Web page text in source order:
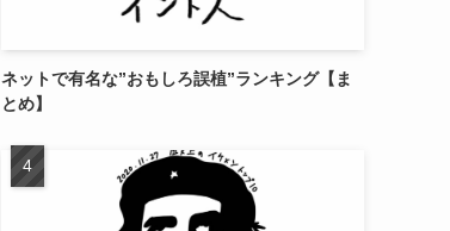
ネットで有名な”おもしろ誤植”ランキング【ま
とめ】